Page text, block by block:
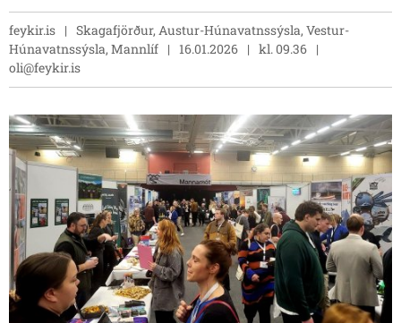
feykir.is
Skagafjörður, Austur-Húnavatnssýsla, Vestur-
Húnavatnssýsla, Mannlíf
16.01.2026
kl. 09.36
oli@feykir.is